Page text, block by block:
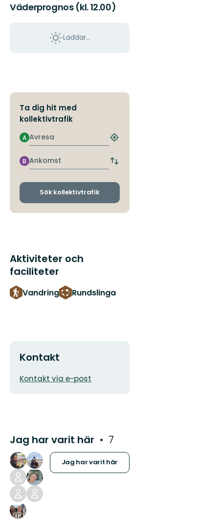
Väderprognos (kl. 12.00)
Laddar...
Ta dig hit med
kollektivtrafik
Avresa
A
Hitta
hållplats
Ankomst
B
Byt
och
Sök kollektivtrafik
Aktiviteter och
faciliteter
Vandring Rundslinga
Kontakt
E-
Kontakt via e-post
Jag har varit här 7
Jag har varit här